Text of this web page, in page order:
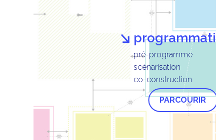
pré-programme
scénarisation
co-construction
PARCOURIR